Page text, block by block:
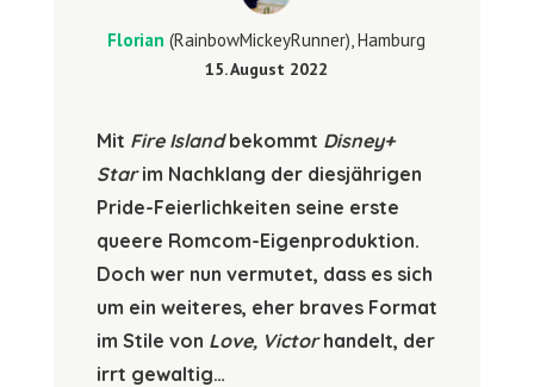
Florian(RainbowMickeyRunner), Hamburg
15. August 2022
Mit Fire Islandbekommt Disney+
Starim Nachklang der diesjährigen
Pride-Feierlichkeiten seine erste
queere Romcom-Eigenproduktion.
Doch wer nun vermutet, dass es sich
um ein weiteres, eher braves Format
im Stile von Love, Victorhandelt, der
irrt gewaltig…